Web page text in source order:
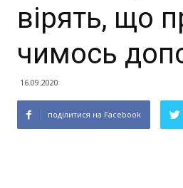
вірять, що
чимось
16.09.2020
поділитися на Facebook